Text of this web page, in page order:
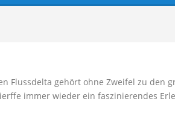
Flussdelta gehört ohne Zweifel zu
immer wieder ein faszinierendes